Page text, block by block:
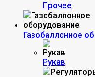
Прочее
Газобаллонное
Рукав